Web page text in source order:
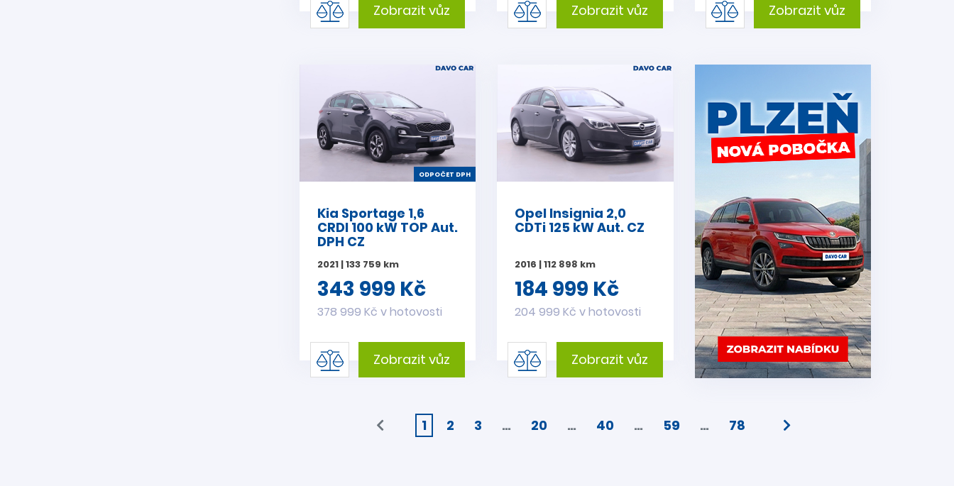
Zobrazit vůz Zobrazit vůz Zobrazit vůz
ODPOČET DPH
Kia Sportage 1,6
CRDI 100 kW TOP Aut.
DPH CZ
2021 | 133 759 km
343 999 Kč
378 999 Kč v hotovosti
Zobrazit vůz
Opel Insignia 2,0
CDTi 125 kW Aut. CZ
2016 | 112 898 km
184 999 Kč
204 999 Kč v hotovosti
Zobrazit vůz
1 2 3 … 20 … 40 … 59 … 78